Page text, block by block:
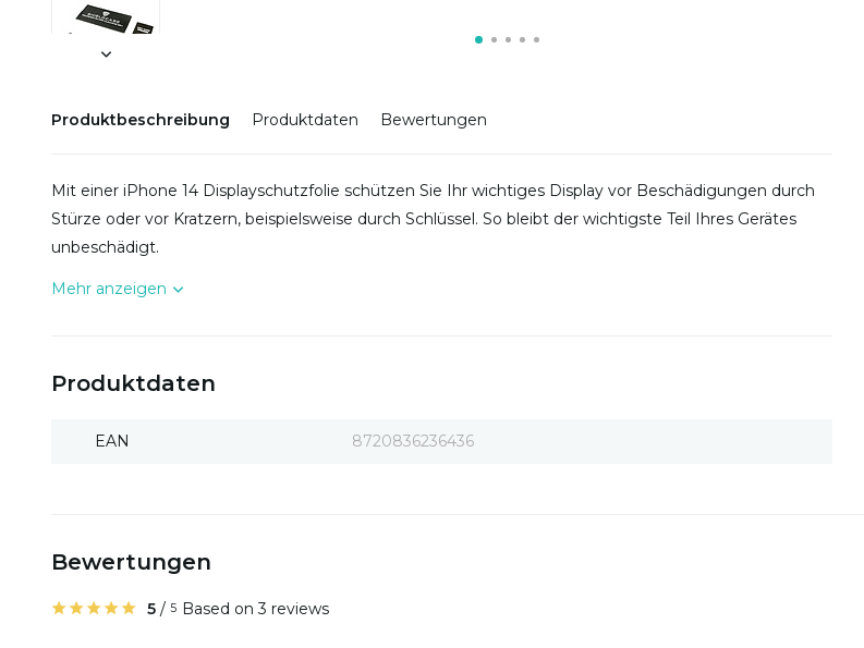
Produktbeschreibung Produktdaten Bewertungen
Mit einer iPhone 14 Displayschutzfolie schützen Sie Ihr wichtiges Display vor Beschädigungen durch
Stürze oder vor Kratzern, beispielsweise durch Schlüssel. So bleibt der wichtigste Teil Ihres Gerätes
unbeschädigt.
Mehr anzeigen
Produktdaten
EAN 8720836236436
Bewertungen
5 / 5 Based on 3 reviews